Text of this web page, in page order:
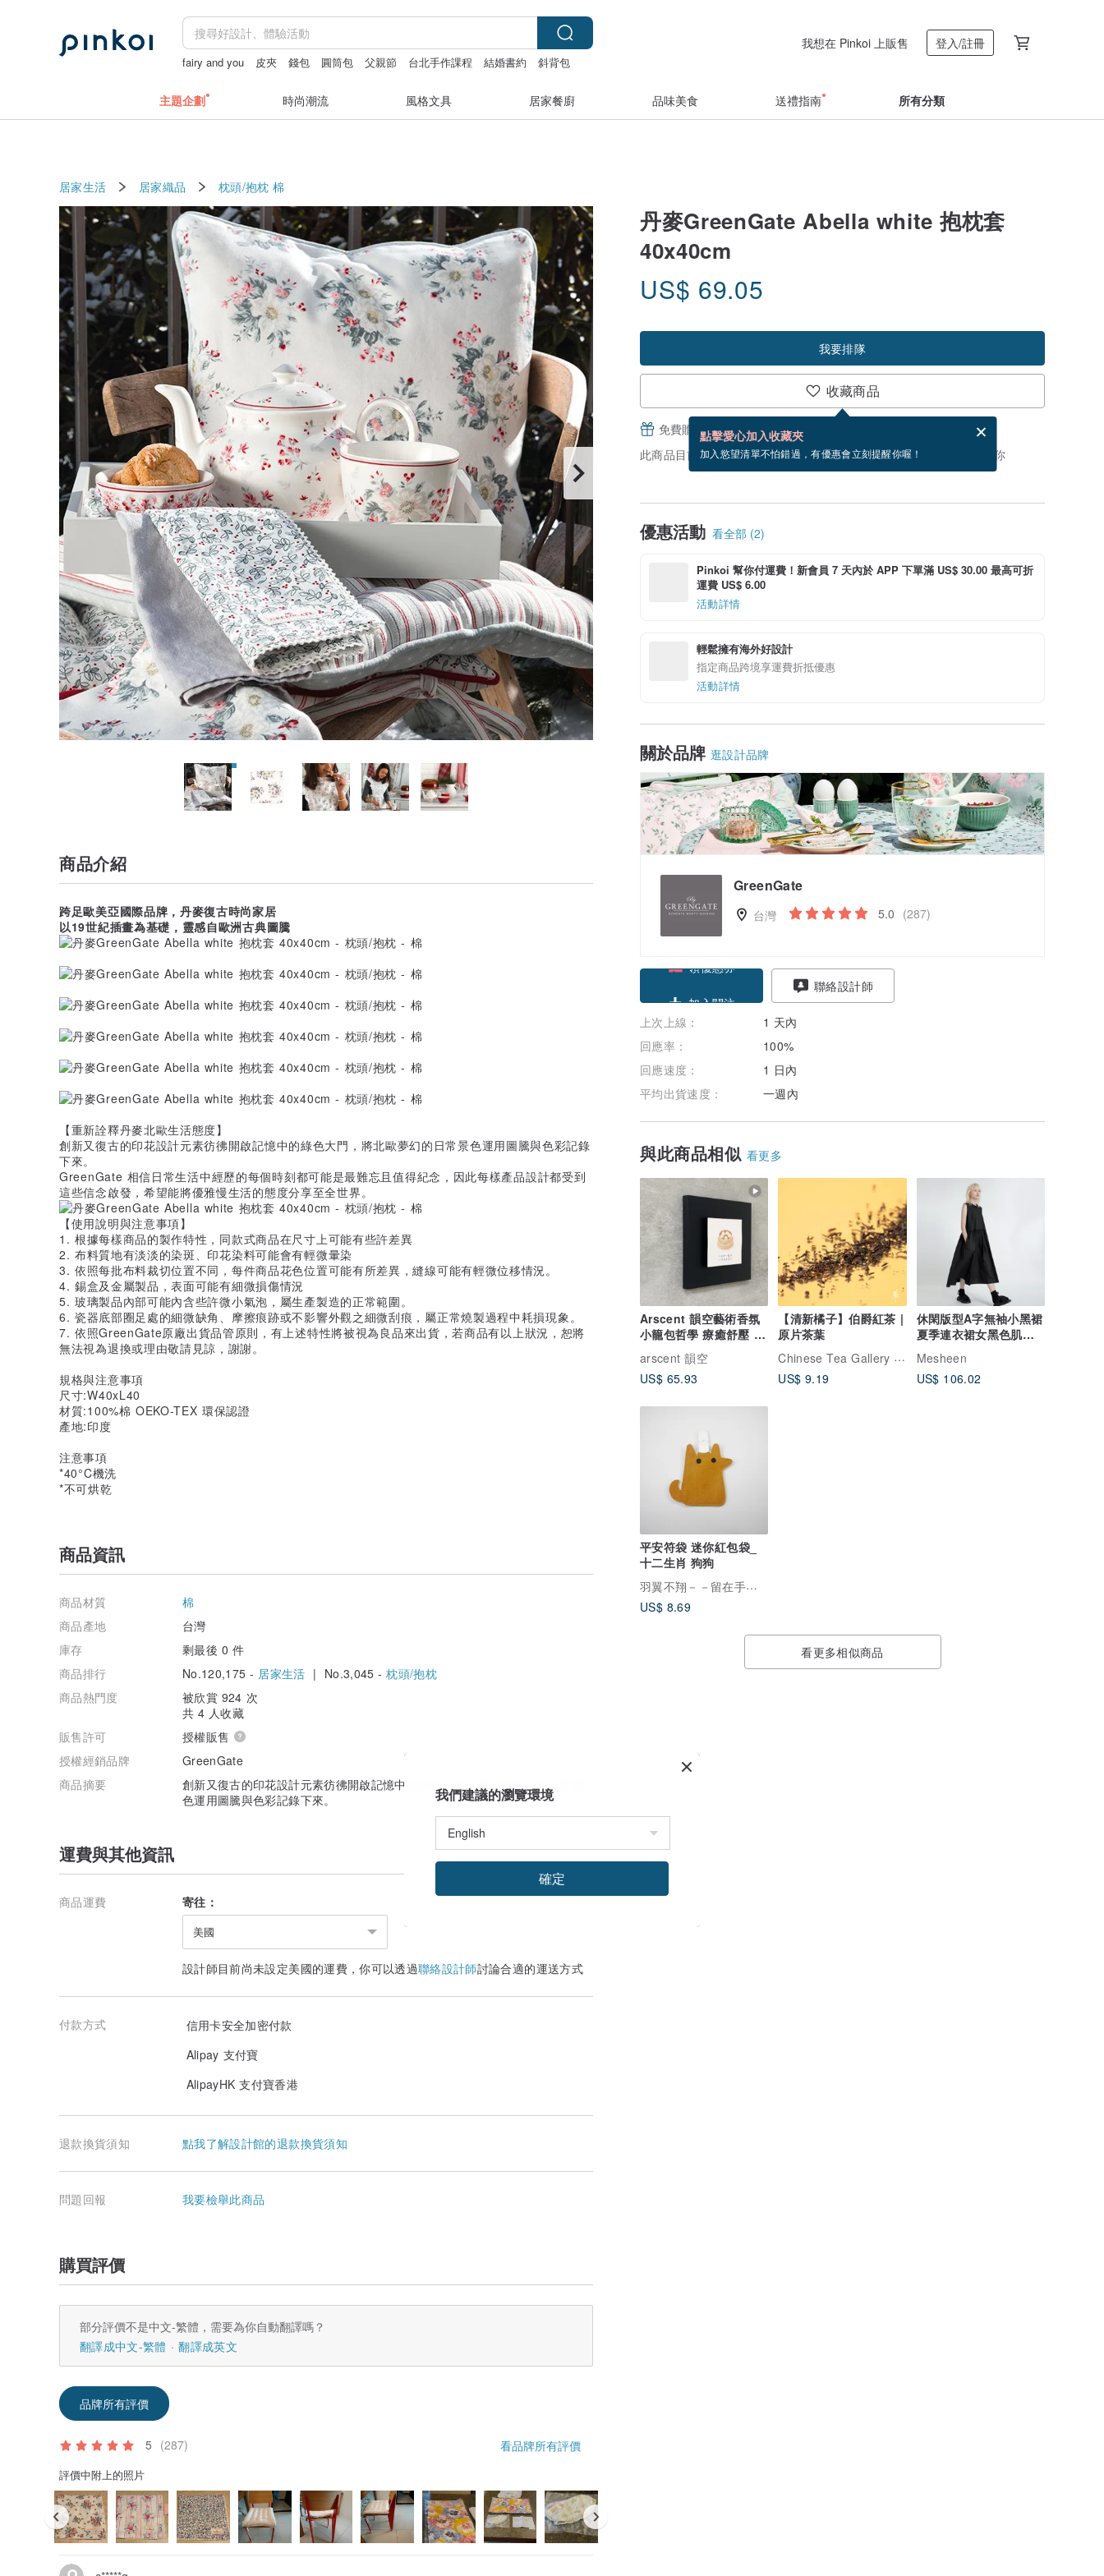
fairy and you 皮夾 錢包 圓筒包 父親節 台北手作課程 結婚書約 斜背包
我想在 Pinkoi 上販售 登入/註冊
主題企劃 時尚潮流 風格文具 居家餐廚 品味美食 送禮指南 所有分類
居家生活 居家織品 枕頭/抱枕 棉
丹麥GreenGate Abella white 抱枕套
40x40cm
US$ 69.05
我要排隊
收藏商品
點擊愛心加入收藏夾
加入慾望清單不怕錯過，有優惠會立刻提醒你喔！
免費贈送電子賀卡，結帳完成後填寫
此商品目前沒現貨，你可以按「我要排隊」，當有貨會主動發信通知你
優惠活動 看全部 (2)
Pinkoi 幫你付運費！新會員 7 天內於 APP 下單滿 US$ 30.00 最高可折
運費 US$ 6.00
活動詳情
輕鬆擁有海外好設計
指定商品跨境享運費折抵優惠
活動詳情
關於品牌 逛設計品牌
GreenGate
台灣 5.0 (287)
加入關注
聯絡設計師
上次上線：
1 天內
回應率：
100%
回應速度：
1 日內
平均出貨速度：
一週內
與此商品相似 看更多
Arscent 韻空藝術香氛
小籠包哲學 療癒舒壓 節
日送禮 獨家專利
arscent 韻空
US$ 65.93
【清新橘子】伯爵紅茶 |
原片茶葉
Chinese Tea Gallery 華茶館
US$ 9.19
休閑版型A字無袖小黑裙
夏季連衣裙女黑色肌理
Mesheen
US$ 106.02
平安符袋 迷你紅包袋_
十二生肖 狗狗
羽翼不翔－－留在手作忘了飛
US$ 8.69
看更多相似商品
商品介紹
跨足歐美亞國際品牌，丹麥復古時尚家居
以19世紀插畫為基礎，靈感自歐洲古典圖騰
【重新詮釋丹麥北歐生活態度】
創新又復古的印花設計元素彷彿開啟記憶中的綠色大門，將北歐夢幻的日常景色運用圖騰與色彩記錄
下來。
GreenGate 相信日常生活中經歷的每個時刻都可能是最難忘且值得紀念，因此每樣產品設計都受到
這些信念啟發，希望能將優雅慢生活的態度分享至全世界。
【使用說明與注意事項】
1. 根據每樣商品的製作特性，同款式商品在尺寸上可能有些許差異
2. 布料質地有淡淡的染斑、印花染料可能會有輕微暈染
3. 依照每批布料裁切位置不同，每件商品花色位置可能有所差異，縫線可能有輕微位移情況。
4. 錫盒及金屬製品，表面可能有細微損傷情況
5. 玻璃製品內部可能內含些許微小氣泡，屬生產製造的正常範圍。
6. 瓷器底部圈足處的細微缺角、摩擦痕跡或不影響外觀之細微刮痕，屬正常燒製過程中耗損現象。
7. 依照GreenGate原廠出貨品管原則，有上述特性將被視為良品來出貨，若商品有以上狀況，恕將
無法視為退換或理由敬請見諒，謝謝。
規格與注意事項
尺寸:W40xL40
材質:100%棉 OEKO-TEX 環保認證
產地:印度
注意事項
*40°C機洗
*不可烘乾
商品資訊
商品材質
棉
商品產地
台灣
庫存
剩最後 0 件
商品排行
No.120,175 - 居家生活 | No.3,045 -枕頭/抱枕
商品熱門度
被欣賞 924 次
共 4 人收藏
販售許可
授權販售
授權經銷品牌
GreenGate
商品摘要
創新又復古的印花設計元素彷彿開啟記憶中的綠色大門，將北歐夢幻的日常景
色運用圖騰與色彩記錄下來。
運費與其他資訊
商品運費 寄往：
美國
設計師目前尚未設定美國的運費，你可以透過聯絡設計師討論合適的運送方式
付款方式
信用卡安全加密付款
Alipay 支付寶
AlipayHK 支付寶香港
退款換貨須知 點我了解設計館的退款換貨須知
問題回報 我要檢舉此商品
購買評價
部分評價不是中文-繁體，需要為你自動翻譯嗎？
翻譯成中文-繁體
翻譯成英文
品牌所有評價
5 (287) 看品牌所有評價
評價中附上的照片
我們建議的瀏覽環境
確定